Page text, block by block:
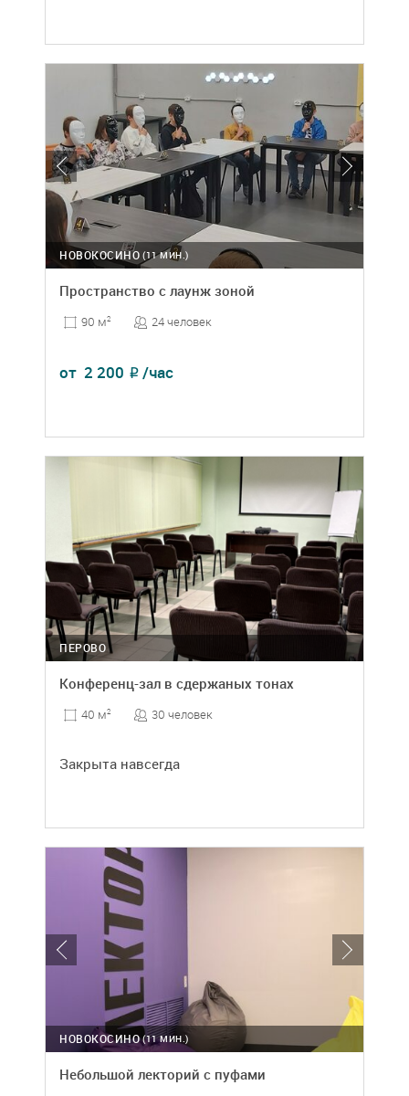
(11 МИН.)
НОВОКОСИНО
Пространство с лаунж зоной
90 м2 24 человек
от 2 200 ₽ /час
ПЕРОВО
Конференц-зал в сдержаных тонах
40 м2 30 человек
Закрыта навсегда
(11 МИН.)
НОВОКОСИНО
Небольшой лекторий с пуфами